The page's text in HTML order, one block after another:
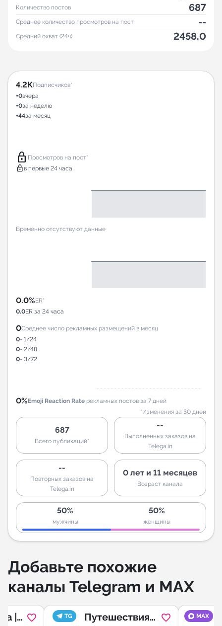
Количество постов 687
Среднее количество просмотров на пост --
Средний охват (24ч) 2458.0
4.2KПодписчиков*
+0вчера
+0за неделю
+44за месяц
lock Просмотров на пост*
lock в первые 24 часа
Временно отсутствуют данные
0.0%ER*
0.0ER за 24 часа
0Среднее число рекламных размещений в месяц
0- 1/24
0- 2/48
0- 3/72
0%Emoji Reaction Rate рекламных постов за 7 дней
*Изменения за 30 дней
687
Всего публикаций*
--
Выполненных заказов на
Telega.in
--
Повторных заказов на
Telega.in
0 лет и 11 месяцев
Возраст канала
50%
мужчины
50%
женщины
Добавьте похожие
каналы Telegram и MAX
|
TG
Путешествия
MAX